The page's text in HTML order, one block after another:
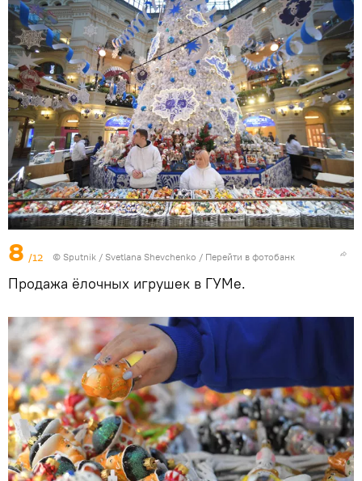
8 /12 © Sputnik / Svetlana Shevchenko / Перейти в фотобанк
Продажа ёлочных игрушек в ГУМе.